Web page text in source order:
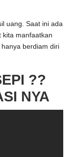
uang. Saat ini ada
kita manfaatkan
berdiam diri
??
NYA